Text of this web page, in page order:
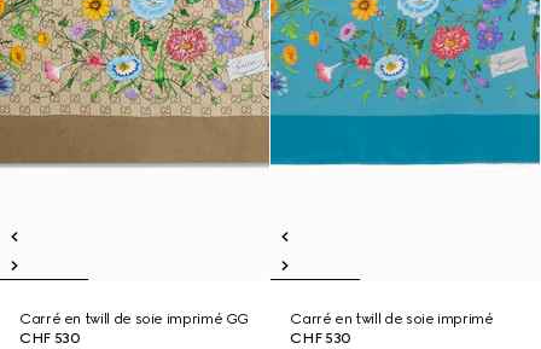
Carré en twill de soie imprimé GG
CHF 530
Carré en twill de soie imprimé
CHF 530